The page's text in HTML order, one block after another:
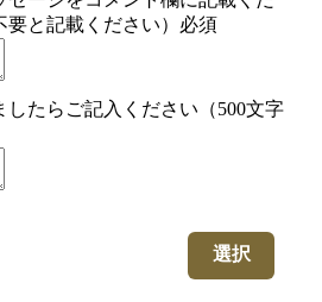
と記載ください） 必須
たらご記入ください（500文字
選択